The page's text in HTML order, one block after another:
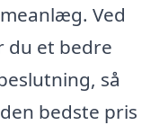
Ved
du et bedre
så
bedste pris